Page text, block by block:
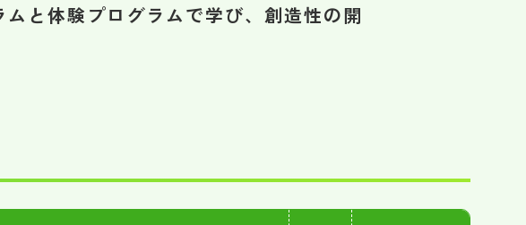
と体験プログラムで学び、創造性の開